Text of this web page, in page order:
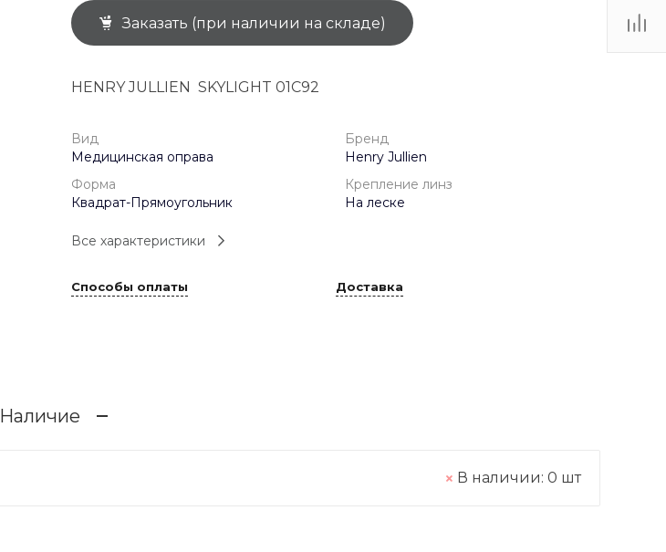
+7 (926) 092 4274
г. Королёв, пр-т
(0-9)
1 мая: 10:00-19:00
9 мая: 10:00-19:00
Заказать (при наличии на складе)
HENRY JULLIEN SKYLIGHT 01C92
Вид
Медицинская оправа
Бренд
Henry Jullien
Форма
Квадрат-Прямоугольник
Крепление линз
На леске
Все характеристики
Способы оплаты Доставка
Наличие
В наличии: 0 шт